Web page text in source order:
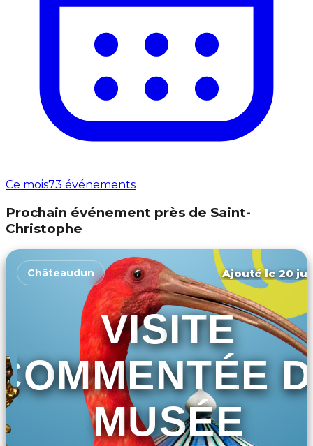
Ce mois73 événements
Prochain événement près de Saint-
Christophe
Châteaudun Ajouté le 20
VISITE
MUSÉE